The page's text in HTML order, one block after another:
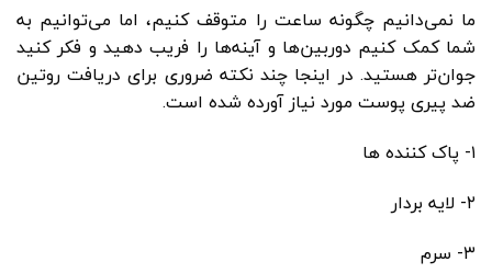
ما نمی‌دانیم چگونه ساعت را متوقف کنیم، اما می‌توانیم به
شما کمک کنیم دوربین‌ها و آینه‌ها را فریب دهید و فکر کنید
جوان‌تر هستید. در اینجا چند نکته ضروری برای دریافت روتین
ضد پیری پوست مورد نیاز آورده شده است.
۱- پاک کننده ها
۲- لایه بردار
۳- سرم